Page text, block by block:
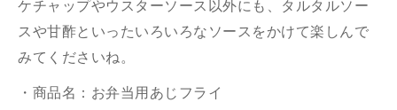
ケチャップやウスターソース以外にも、タルタルソー
スや甘酢といったいろいろなソースをかけて楽しんで
みてくださいね。
・商品名：お弁当用あじフライ